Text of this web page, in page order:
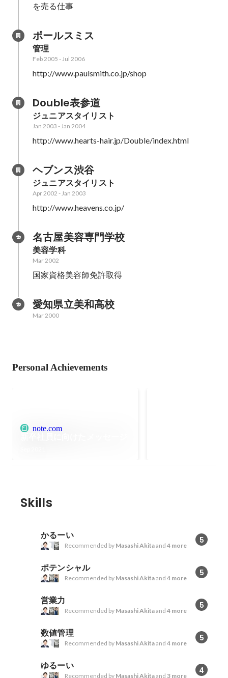
を売る仕事
ポールスミス
管理
Feb 2005 -Jul 2006
http://www.paulsmith.co.jp/shop
Double表参道
ジュニアスタイリスト
Jan 2003 -Jan 2004
http://www.hearts-hair.jp/Double/index.html
ヘブンス渋谷
ジュニアスタイリスト
Apr 2002 -Jan 2003
http://www.heavens.co.jp/
名古屋美容専門学校
美容学科
Mar 2002
国家資格美容師免許取得
愛知県立美和高校
Mar 2000
Personal Achievements
note.com
Skills
かるーい 5
Recommended by Masashi Akitaand 4 more
ポテンシャル 5
Recommended by Masashi Akitaand 4 more
営業力 5
Recommended by Masashi Akitaand 4 more
数値管理 5
Recommended by Masashi Akitaand 4 more
ゆるーい 4
Recommended by Masashi Akitaand 3 more